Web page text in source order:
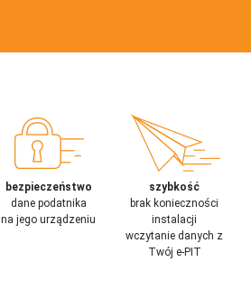
bezpieczeństwo
dane podatnika
na jego urządzeniu
szybkość
brak konieczności
instalacji
wczytanie danych z
Twój e-PIT